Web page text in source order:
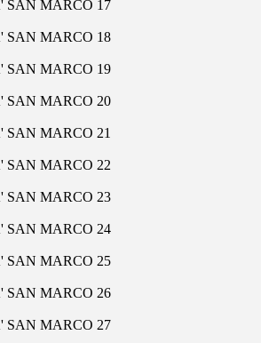
SAN MARCO 17
SAN MARCO 18
SAN MARCO 19
SAN MARCO 20
SAN MARCO 21
SAN MARCO 22
SAN MARCO 23
SAN MARCO 24
SAN MARCO 25
SAN MARCO 26
SAN MARCO 27